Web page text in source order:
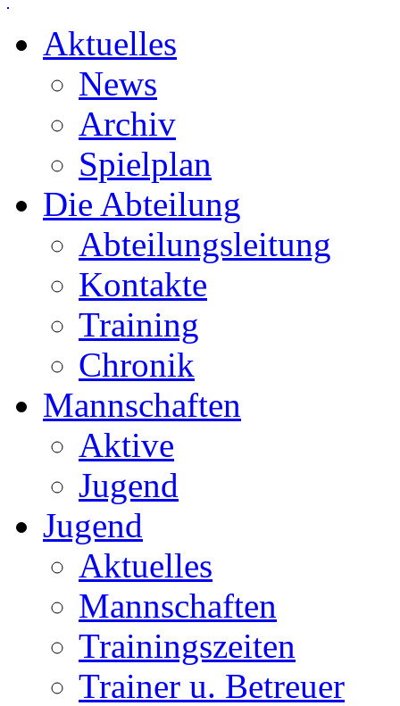
Aktuelles
News
Archiv
Spielplan
Die Abteilung
Abteilungsleitung
Kontakte
Training
Chronik
Mannschaften
Aktive
Jugend
Jugend
Aktuelles
Mannschaften
Trainingszeiten
Trainer u. Betreuer